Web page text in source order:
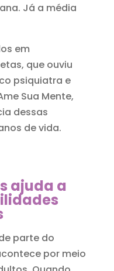
Já a média
em
que ouviu
psiquiatra e
Sua Mente,
dessas
de vida.
ajuda a
parte do
por meio